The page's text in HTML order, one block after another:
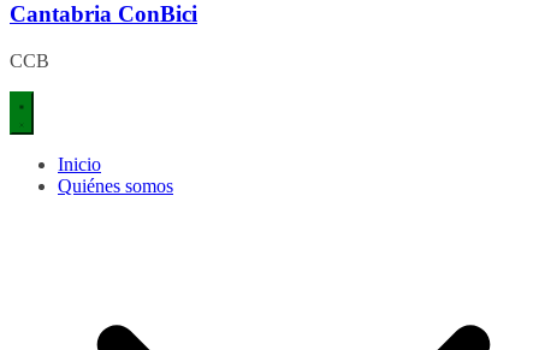
Cantabria ConBici
CCB
Inicio
Quiénes somos